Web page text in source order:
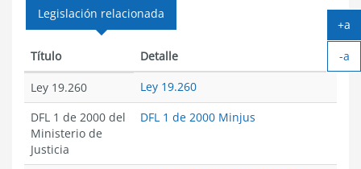
Legislación relacionada
Título Detalle
Ley 19.260
Ley 19.260
DFL 1 de 2000 del
Ministerio de
Justicia
DFL 1 de 2000 Minjus
+a
-a